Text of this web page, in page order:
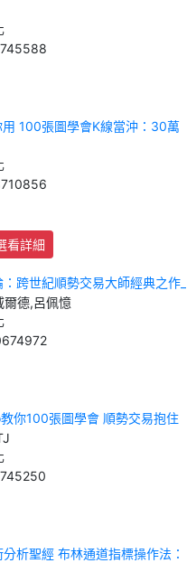
， 都可以用177張圖一次學
用 100張圖學會K線當沖：30萬
日實戰交易_Johnny
看詳細
：跨世紀順勢交易大師經典之作_
斯．威爾德, 呂佩憶
爾德,呂佩憶
教你100張圖學會 順勢交易抱住
9號」，幫你一次賺進50%的獲
）_葉韋辰, 詹TJ
分析聖經 布林通道指標操作法：